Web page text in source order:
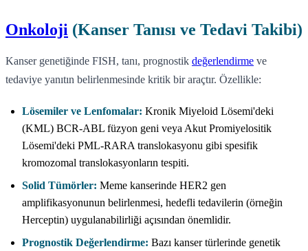
Onkoloji (Kanser Tanısı ve Tedavi Takibi)
Kanser genetiğinde FISH, tanı, prognostik değerlendirme ve
tedaviye yanıtın belirlenmesinde kritik bir araçtır. Özellikle:
Lösemiler ve Lenfomalar: Kronik Miyeloid Lösemi'deki
(KML) BCR-ABL füzyon geni veya Akut Promiyelositik
Lösemi'deki PML-RARA translokasyonu gibi spesifik
kromozomal translokasyonların tespiti.
Solid Tümörler: Meme kanserinde HER2 gen
amplifikasyonunun belirlenmesi, hedefli tedavilerin (örneğin
Herceptin) uygulanabilirliği açısından önemlidir.
Prognostik Değerlendirme: Bazı kanser türlerinde genetik